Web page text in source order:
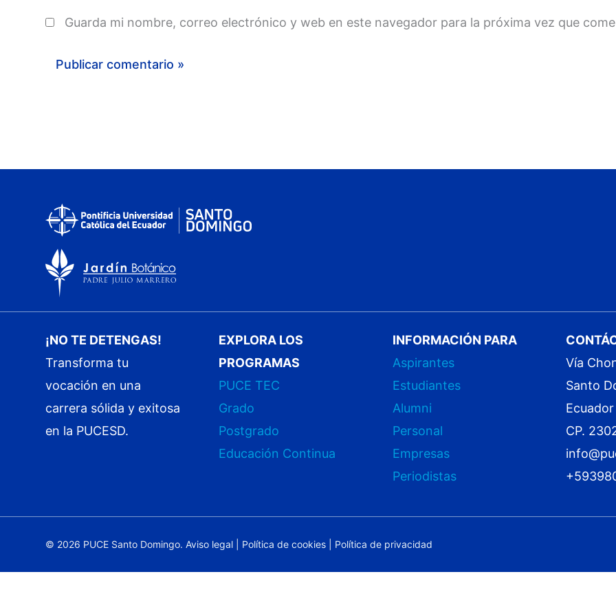
Guarda mi nombre, correo electrónico y web en este navegador para la próxima vez que
¡NO TE DETENGAS!
Transforma tu
vocación en una
carrera sólida y exitosa
en la PUCESD.
EXPLORA LOS
PROGRAMAS
PUCE TEC
Grado
Postgrado
Educación Continua
INFORMACIÓN PARA
Aspirantes
Estudiantes
Alumni
Personal
Empresas
Periodistas
Vía
Santo
Ecuador
CP.
© 2026 PUCE Santo Domingo. Aviso legal Política de cookies Política de privacidad